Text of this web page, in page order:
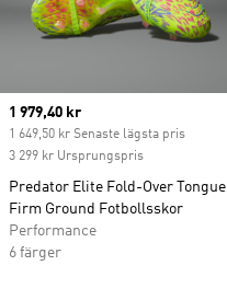
Current price
1 979,40 kr
1 649,50 kr Senaste lägsta pris
3 299 kr Ursprungspris
Predator Elite Fold-Over Tongue
Firm Ground Fotbollsskor
Performance
6 färger